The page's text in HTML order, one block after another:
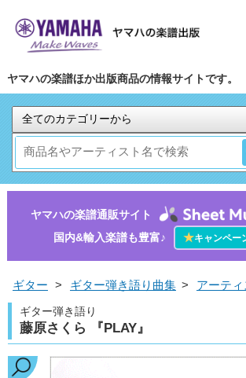
ヤマハの楽譜ほか出版商品の情報サイトです。
ヤマハの楽譜通販サイト
国内&輸入楽譜も豊富♪
★キャンペー
ギター > ギター弾き語り曲集 > アーティ
ギター弾き語り
藤原さくら 『PLAY』